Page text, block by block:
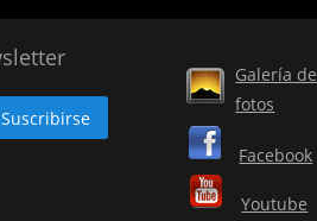
Galería de
fotos
Facebook
Youtube